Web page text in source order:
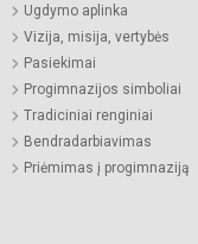
Ugdymo aplinka
Vizija, misija, vertybės
Pasiekimai
Progimnazijos simboliai
Tradiciniai renginiai
Bendradarbiavimas
Priėmimas į progimnaziją